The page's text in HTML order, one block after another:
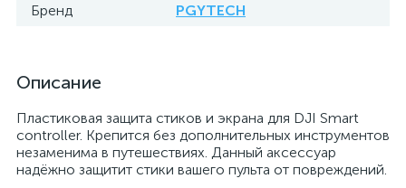
Бренд PGYTECH
Описание
Пластиковая защита стиков и экрана для DJI Smart
controller. Крепится без дополнительных инструментов
незаменима в путешествиях. Данный аксессуар
надёжно защитит стики вашего пульта от повреждений.